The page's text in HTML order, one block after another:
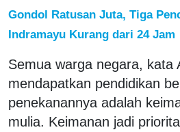
Gondol Ratusan Juta, Tiga
Indramayu Kurang dari 24 Jam
Semua warga negara, kata
mendapatkan pendidikan
penekanannya adalah
mulia. Keimanan jadi